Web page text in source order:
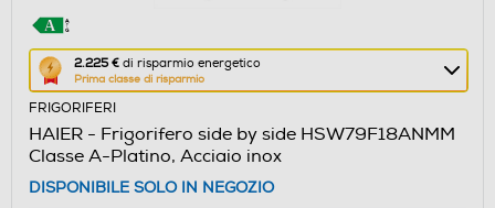
2.225 € di risparmio energetico
Prima classe di risparmio
Questa
azione
aprirà
il
Calcolatore
di
FRIGORIFERI
HAIER - Frigorifero side by side HSW79F18ANMM
Classe A-Platino, Acciaio inox
DISPONIBILE SOLO IN NEGOZIO